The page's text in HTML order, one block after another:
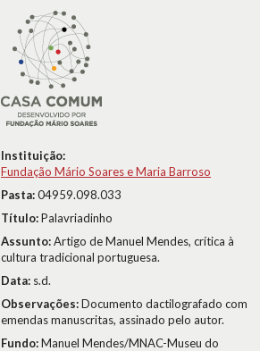
Instituição:
Fundação Mário Soares e Maria Barroso
Pasta:04959.098.033
Título:Palavriadinho
Assunto:Artigo de Manuel Mendes, crítica à
cultura tradicional portuguesa.
Data: s.d.
Observações:Documento dactilografado com
emendas manuscritas, assinado pelo autor.
Fundo:Manuel Mendes/MNAC-Museu do